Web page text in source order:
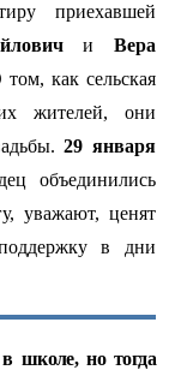
приехавшей
и Вера
как сельская
жителей, они
29 января
объединились
уважают, ценят
в дни
школе, но тогда